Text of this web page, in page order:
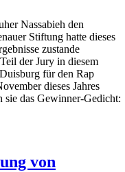
Nassabieh den
Stiftung hatte dieses
zustande
der Jury in diesem
für den Rap
dieses Jahres
das Gewinner-Gedicht:
von